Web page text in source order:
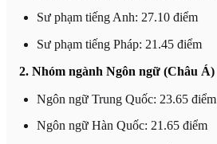
Sư phạm tiếng Anh: 27.10 điểm
Sư phạm tiếng Pháp: 21.45 điểm
2. Nhóm ngành Ngôn ngữ (Châu Á)
Ngôn ngữ Trung Quốc: 23.65 điểm
Ngôn ngữ Hàn Quốc: 21.65 điểm